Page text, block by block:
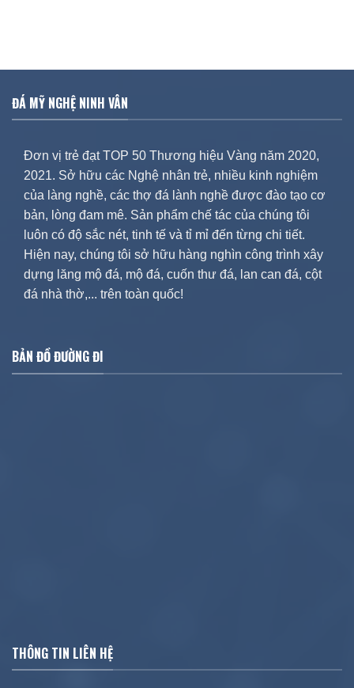
ĐÁ MỸ NGHỆ NINH VÂN
Đơn vị trẻ đạt TOP 50 Thương hiệu Vàng năm 2020,
2021. Sở hữu các Nghệ nhân trẻ, nhiều kinh nghiệm
của làng nghề, các thợ đá lành nghề được đào tạo cơ
bản, lòng đam mê. Sản phẩm chế tác của chúng tôi
luôn có độ sắc nét, tinh tế và tỉ mỉ đến từng chi tiết.
Hiện nay, chúng tôi sở hữu hàng nghìn công trình xây
dựng lăng mộ đá, mộ đá, cuốn thư đá, lan can đá, cột
đá nhà thờ,... trên toàn quốc!
BẢN ĐỒ ĐƯỜNG ĐI
THÔNG TIN LIÊN HỆ